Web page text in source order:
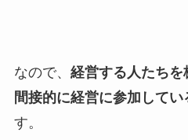
なので、 経営する人たちを
間接的に経営に参加してい
す。